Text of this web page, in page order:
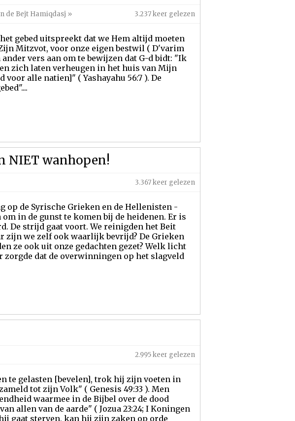
de Bejt Hamiqdasj » 3.237 keer gelezen
gebed uitspreekt dat we Hem altijd moeten
Mitzvot, voor onze eigen bestwil ( D'varim
vers aan om te bewijzen dat G-d bidt: "Ik
zich laten verheugen in het huis van Mijn
alle natien]" ( Yashayahu 56:7 ). De
NIET wanhopen!
3.367 keer gelezen
op de Syrische Grieken en de Hellenisten -
in de gunst te komen bij de heidenen. Er is
De strijd gaat voort. We reinigden het Beit
zijn we zelf ook waarlijk bevrijd? De Grieken
ze ook uit onze gedachten gezet? Welk licht
dat de overwinningen op het slagveld
2.995 keer gelezen
te gelasten [bevelen], trok hij zijn voeten in
tot zijn Volk" ( Genesis 49:33 ). Men
waarmee in de Bijbel over de dood
allen van de aarde" ( Jozua 23:24; I Koningen
gaat sterven, kan hij zijn zaken op orde